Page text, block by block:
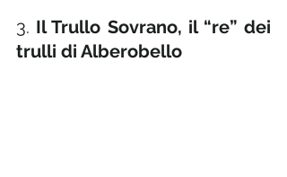
3. Il Trullo Sovrano, il “re” dei
trulli di Alberobello